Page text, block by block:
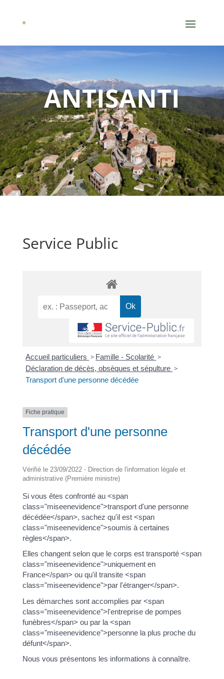
ANTISANTI
Service Public
Accueil particuliers > Famille - Scolarité >
Déclaration de décès, obsèques et sépulture >
Transport d'une personne décédée
Fiche pratique
Transport d'une personne
décédée
Vérifié le 23/09/2022 - Direction de l'information légale et
administrative (Première ministre)
Si vous êtes confronté au <span
class="miseenevidence">transport d'une personne
décédée</span>, sachez qu'il est <span
class="miseenevidence">soumis à certaines
règles</span>.
Elles changent selon que le corps est transporté <span
class="miseenevidence">uniquement en
France</span> ou qu'il transite <span
class="miseenevidence">par l'étranger</span>.
Les démarches sont accomplies par <span
class="miseenevidence">l'entreprise de pompes
funèbres</span> ou par la <span
class="miseenevidence">personne la plus proche du
défunt</span>.
Nous vous présentons les informations à connaître.